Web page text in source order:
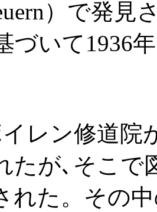
）で発
づいて1936
イレン修道
たが､そこで
れた。その